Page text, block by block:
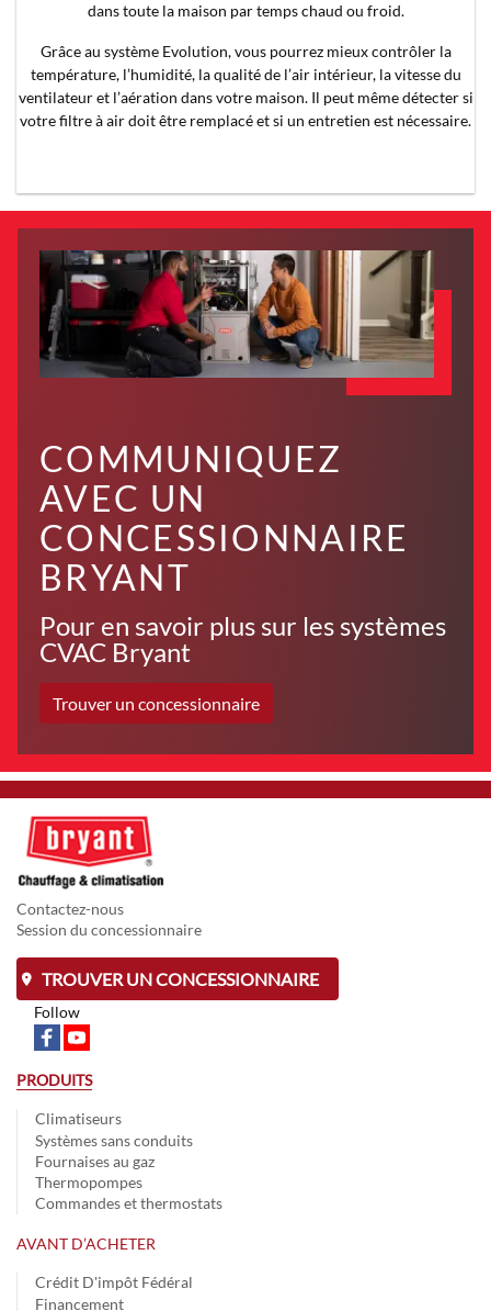
dans toute la maison par temps chaud ou froid.
Grâce au système Evolution, vous pourrez mieux contrôler la
température, l’humidité, la qualité de l’air intérieur, la vitesse du
ventilateur et l’aération dans votre maison. Il peut même détecter si
votre filtre à air doit être remplacé et si un entretien est nécessaire.
COMMUNIQUEZ
AVEC UN
CONCESSIONNAIRE
BRYANT
Pour en savoir plus sur les systèmes
CVAC Bryant
Trouver un concessionnaire
Contactez-nous
Session du concessionnaire
TROUVER UN CONCESSIONNAIRE
Follow
PRODUITS
Climatiseurs
Systèmes sans conduits
Fournaises au gaz
Thermopompes
Commandes et thermostats
AVANT D’ACHETER
Crédit D'impôt Fédéral
Financement